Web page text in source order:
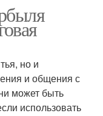
но и
и общения с
может быть
использовать